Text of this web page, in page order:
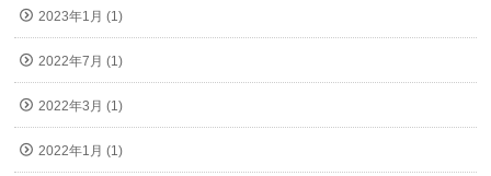
2023年1月 (1)
2022年7月 (1)
2022年3月 (1)
2022年1月 (1)